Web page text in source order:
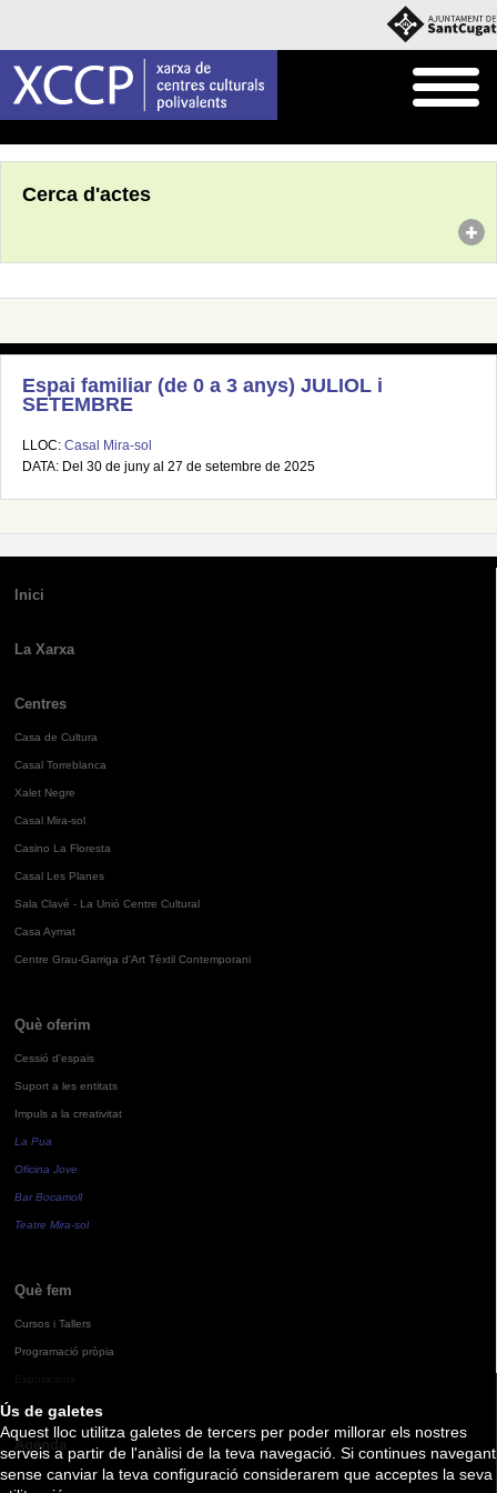
Ús de galetes
Aquest lloc utilitza galetes de tercers per poder millorar els nostres
serveis a partir de l'anàlisi de la teva navegació. Si continues navegant
sense canviar la teva configuració considerarem que acceptes la seva
Cerca d'actes
Espai familiar (de 0 a 3 anys) JULIOL i
SETEMBRE
LLOC: Casal Mira-sol
DATA: Del 30 de juny al 27 de setembre de 2025
Inici
La Xarxa
Centres
Casa de Cultura
Casal Torreblanca
Xalet Negre
Casal Mira-sol
Casino La Floresta
Casal Les Planes
Sala Clavé - La Unió Centre Cultural
Casa Aymat
Centre Grau-Garriga d'Art Tèxtil Contemporani
Què oferim
Cessió d'espais
Suport a les entitats
Impuls a la creativitat
La Pua
Oficina Jove
Bar Bocamoll
Teatre Mira-sol
Què fem
Cursos i Tallers
Programació pròpia
Agenda